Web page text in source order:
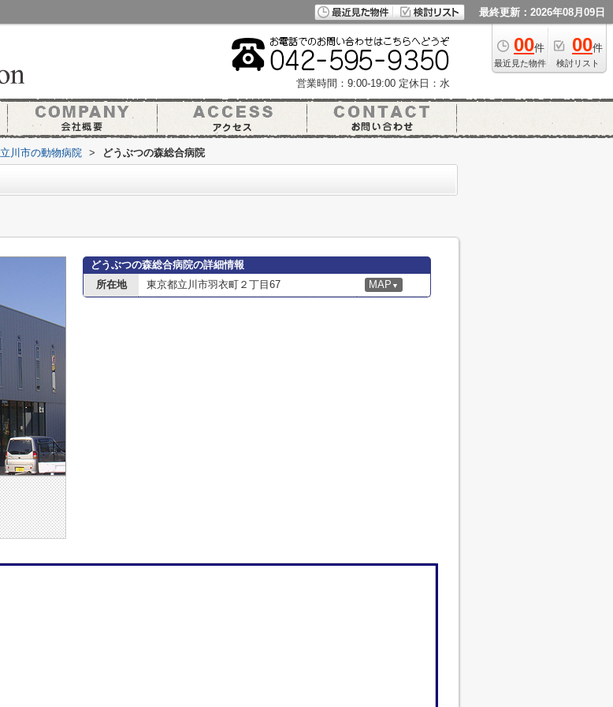
最終更新：2026年08月09日
00件
最近見た物件
00件
検討リスト
営業時間：9:00-19:00 定休日：水
立川市の動物病院 > どうぶつの森総合病院
どうぶつの森総合病院の詳細情報
所在地
東京都立川市羽衣町２丁目67 MAP ▼